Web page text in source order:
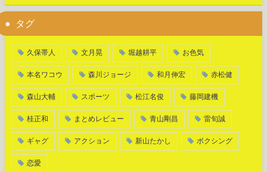
タグ
久保帯人 文月晃 堀越耕平 お色気
本名ワコウ 森川ジョージ 和月伸宏 赤松健
森山大輔 スポーツ 松江名俊 藤岡建機
桂正和 まとめレビュー 青山剛昌 雷旬誠
ギャグ アクション 新山たかし ボクシング
恋愛